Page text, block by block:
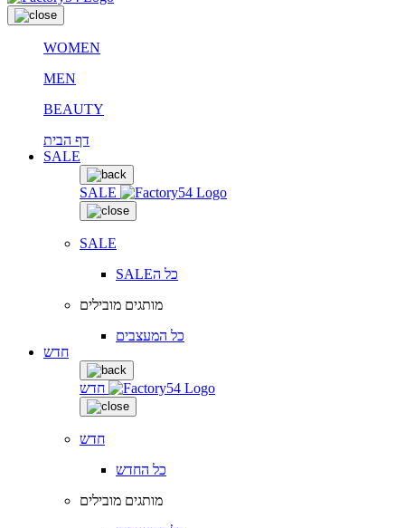
WOMEN
MEN
BEAUTY
דף הבית
SALE
SALE
SALE
SALEכל ה
מותגים מובילים
כל המעצבים
חדש
חדש
חדש
כל החדש
מותגים מובילים